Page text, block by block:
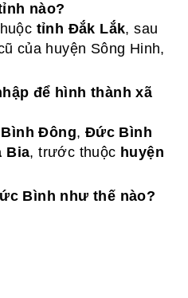
nào?
tỉnh Đắk Lắk, sau
của huyện Sông Hinh,
để hình thành xã
Đông, Đức Bình
Bia, trước thuộc huyện
Bình như thế nào?